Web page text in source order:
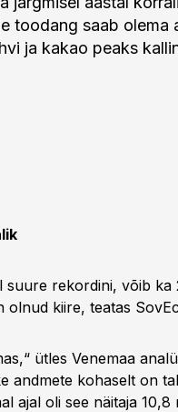
toodang saab olema
ja kakao peaks
suure rekordini, võib ka
olnud kiire, teatas
ütles Venemaa
andmete kohaselt on
ajal oli see näitaja 10,8